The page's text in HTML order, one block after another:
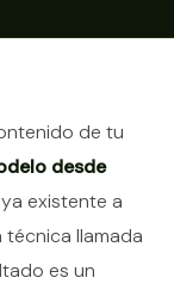
de tu
desde
existente a
llamada
es un